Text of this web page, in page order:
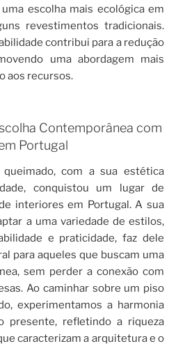
escolha mais ecológica em
revestimentos tradicionais.
contribui para a redução
uma abordagem mais
aos recursos.
Contemporânea com
Portugal
com a sua estética
conquistou um lugar de
interiores em Portugal. A sua
a uma variedade de estilos,
e praticidade, faz dele
para aqueles que buscam uma
sem perder a conexão com
Ao caminhar sobre um piso
experimentamos a harmonia
presente, refletindo a riqueza
caracterizam a arquitetura e o